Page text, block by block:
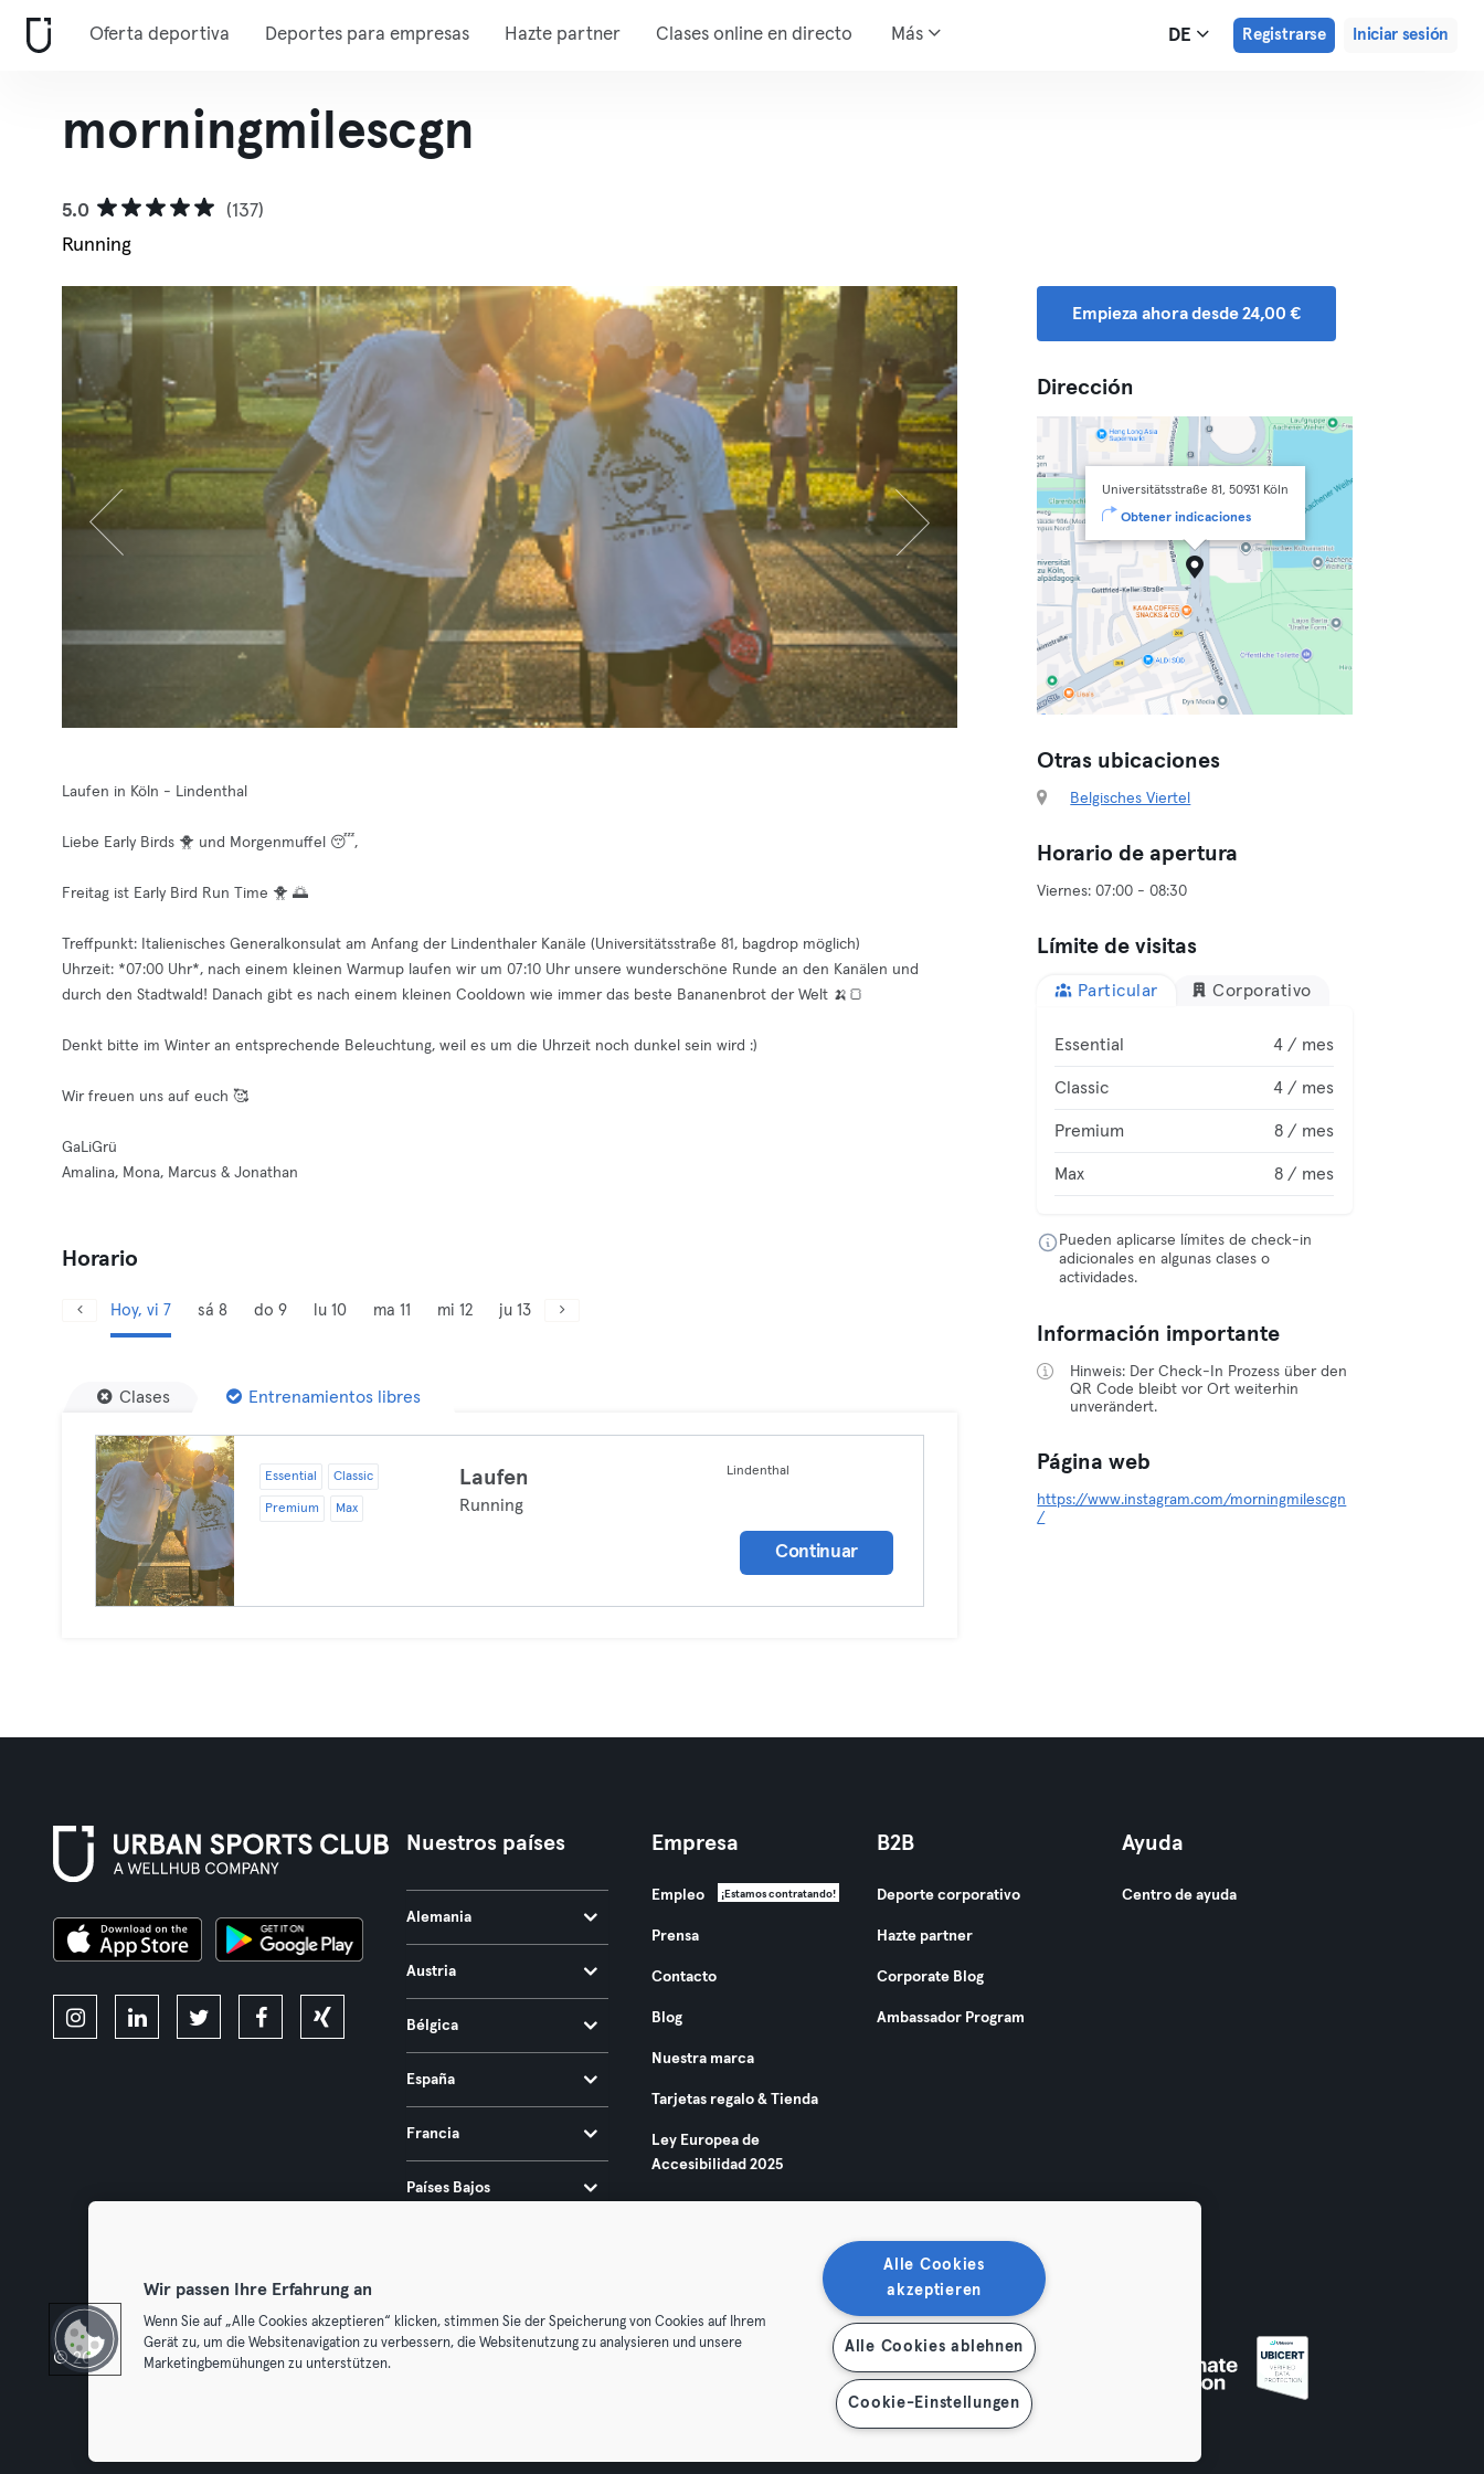
Oferta deportiva Deportes para empresas Hazte partner Clases online en directo Más DE Registrarse Iniciar sesión
morningmilescgn
5.0
(137)
Running
Laufen in Köln - Lindenthal
Liebe Early Birds 🐥 und Morgenmuffel 😴,
Freitag ist Early Bird Run Time 🐥 🌅
Treffpunkt: Italienisches Generalkonsulat am Anfang der Lindenthaler Kanäle (Universitätsstraße 81, bagdrop möglich)
Uhrzeit: *07:00 Uhr*, nach einem kleinen Warmup laufen wir um 07:10 Uhr unsere wunderschöne Runde an den Kanälen und
durch den Stadtwald! Danach gibt es nach einem kleinen Cooldown wie immer das beste Bananenbrot der Welt 🍌🍞
Denkt bitte im Winter an entsprechende Beleuchtung, weil es um die Uhrzeit noch dunkel sein wird :)
Wir freuen uns auf euch 🥰
GaLiGrü
Amalina, Mona, Marcus & Jonathan
Horario
Hoy, vi 7 sá 8 do 9 lu 10 ma 11 mi 12 ju 13
Clases Entrenamientos libres
Essential Classic
Premium Max
Laufen
Running
Lindenthal
Continuar
Empieza ahora desde 24,00 €
Dirección
Universitätsstraße 81, 50931 Köln
Obtener indicaciones
Otras ubicaciones
Belgisches Viertel
Horario de apertura
Límite de visitas
Particular Corporativo
Essential 4 / mes
Classic 4 / mes
Premium 8 / mes
Max 8 / mes
Pueden aplicarse límites de check-in
adicionales en algunas clases o
actividades.
Información importante
Hinweis: Der Check-In Prozess über den
QR Code bleibt vor Ort weiterhin
unverändert.
Página web
https://www.instagram.com/morningmilescgn
/
Nuestros países
Alemania
Austria
Bélgica
España
Francia
Países Bajos
Empresa
Empleo ¡Estamos contratando!
Prensa
Contacto
Blog
Nuestra marca
Tarjetas regalo & Tienda
Ley Europea de
Accesibilidad 2025
B2B
Deporte corporativo
Hazte partner
Corporate Blog
Ambassador Program
Ayuda
Centro de ayuda
© 2026 Urban Sports Group GmbH. All rights reserved. Rescindir contratos aquí
Wir passen Ihre Erfahrung an
Wenn Sie auf „Alle Cookies akzeptieren“ klicken, stimmen Sie der Speicherung von Cookies auf Ihrem
Gerät zu, um die Websitenavigation zu verbessern, die Websitenutzung zu analysieren und unsere
Marketingbemühungen zu unterstützen.
Alle Cookies
akzeptieren
Alle Cookies ablehnen
Cookie-Einstellungen